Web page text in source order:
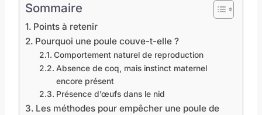
Sommaire
Points à retenir
Pourquoi une poule couve-t-elle ?
Comportement naturel de reproduction
Absence de coq, mais instinct maternel
encore présent
Présence d’œufs dans le nid
Les méthodes pour empêcher une poule de